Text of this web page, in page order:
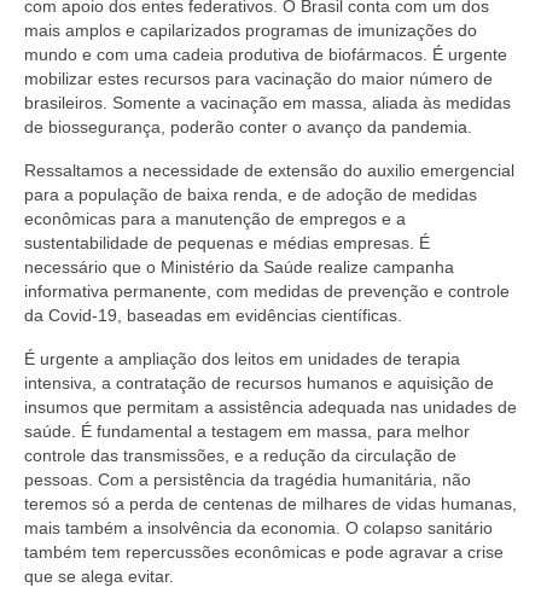
Resoluções
Desagravo Público
Censura Pública
Suspensão do Exercício Profissional
Para Você
Clube de Vantagens
Valores dos serviços
Reserva de auditório
Notícias
com apoio dos entes federativos. O Brasil conta com um dos
mais amplos e capilarizados programas de imunizações do
mundo e com uma cadeia produtiva de biofármacos. É urgente
mobilizar estes recursos para vacinação do maior número de
brasileiros. Somente a vacinação em massa, aliada às medidas
de biossegurança, poderão conter o avanço da pandemia.
Ressaltamos a necessidade de extensão do auxilio emergencial
para a população de baixa renda, e de adoção de medidas
econômicas para a manutenção de empregos e a
sustentabilidade de pequenas e médias empresas. É
necessário que o Ministério da Saúde realize campanha
informativa permanente, com medidas de prevenção e controle
da Covid-19, baseadas em evidências científicas.
É urgente a ampliação dos leitos em unidades de terapia
intensiva, a contratação de recursos humanos e aquisição de
insumos que permitam a assistência adequada nas unidades de
saúde. É fundamental a testagem em massa, para melhor
controle das transmissões, e a redução da circulação de
pessoas. Com a persistência da tragédia humanitária, não
teremos só a perda de centenas de milhares de vidas humanas,
mais também a insolvência da economia. O colapso sanitário
também tem repercussões econômicas e pode agravar a crise
que se alega evitar.